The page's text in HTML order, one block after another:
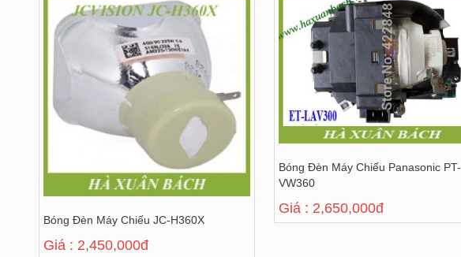
Bóng Đèn Máy Chiếu JC-H360X
Giá : 2,450,000đ
Bóng Đèn Máy Chiếu Panasonic PT-
VW360
Giá : 2,650,000đ